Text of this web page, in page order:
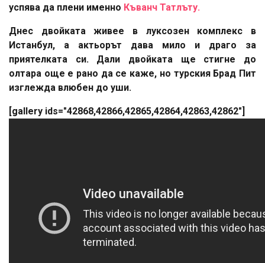
успява да плени именно Къванч Татлъту.
Днес двойката живее в луксозен комплекс в
Истанбул, а актьорът дава мило и драго за
приятелката си. Дали двойката ще стигне до
олтара още е рано да се каже, но турския Брад Пит
изглежда влюбен до уши.
[gallery ids="42868,42866,42865,42864,42863,42862"]